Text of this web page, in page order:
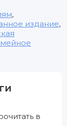
,
издание,
в